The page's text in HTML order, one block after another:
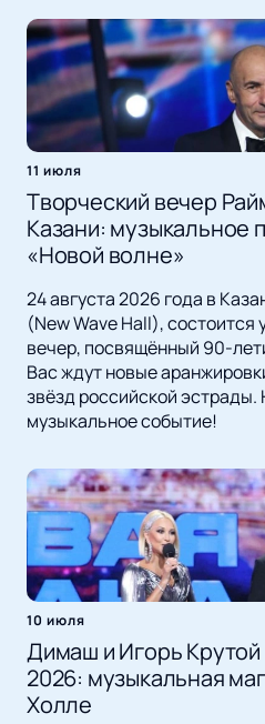
11 июля
Творческий вечер
Казани: музыкальное
«Новой волне»
24 августа 2026 года в
(New Wave Hall), состоится
вечер, посвящённый 90-
Вас ждут новые
звёзд российской эстрады.
музыкальное событие!
10 июля
Димаш и Игорь
2026: музыкальная
Холле